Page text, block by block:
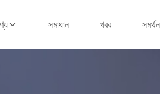
সমাধান খবর সমর্থন